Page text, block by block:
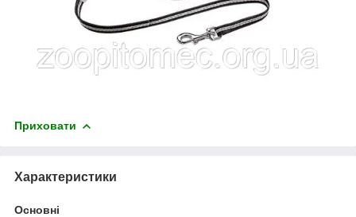
Приховати
Характеристики
Основні